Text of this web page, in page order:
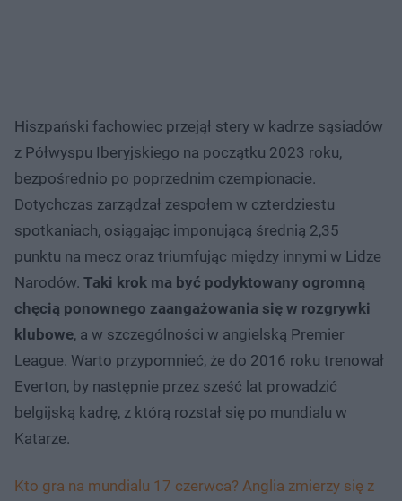
Hiszpański fachowiec przejął stery w kadrze sąsiadów
z Półwyspu Iberyjskiego na początku 2023 roku,
bezpośrednio po poprzednim czempionacie.
Dotychczas zarządzał zespołem w czterdziestu
spotkaniach, osiągając imponującą średnią 2,35
punktu na mecz oraz triumfując między innymi w Lidze
Narodów. Taki krok ma być podyktowany ogromną
chęcią ponownego zaangażowania się w rozgrywki
klubowe, a w szczególności w angielską Premier
League. Warto przypomnieć, że do 2016 roku trenował
Everton, by następnie przez sześć lat prowadzić
belgijską kadrę, z którą rozstał się po mundialu w
Katarze.
Kto gra na mundialu 17 czerwca? Anglia zmierzy się z